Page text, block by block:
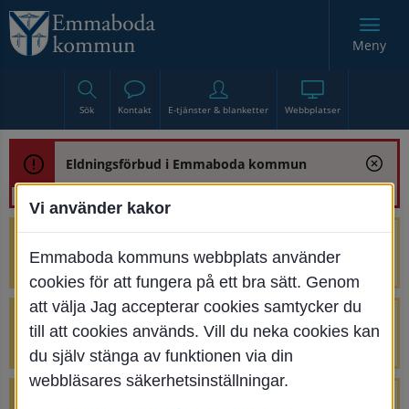
Sök Kontakt E-tjänster & blanketter Webbplatser
Meny
Eldningsförbud i Emmaboda kommun
renoveringen av Bjurbäcksbron
Tillfälliga avstängningar på Centrumtorget
v. 25-34
Vi använder kakor
Emmaboda kommuns webbplats använder
cookies för att fungera på ett bra sätt. Genom
att välja Jag accepterar cookies samtycker du
till att cookies används. Vill du neka cookies kan
du själv stänga av funktionen via din
webbläsares säkerhetsinställningar.